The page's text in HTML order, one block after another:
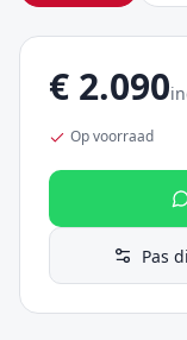
€ 2.090
Op voorraad
Pas